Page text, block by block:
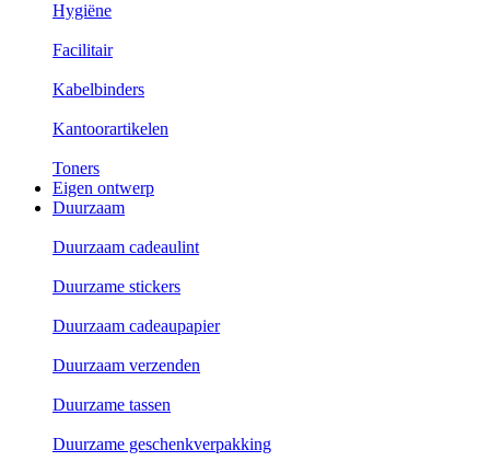
Hygiëne
Facilitair
Kabelbinders
Kantoorartikelen
Toners
Eigen ontwerp
Duurzaam
Duurzaam cadeaulint
Duurzame stickers
Duurzaam cadeaupapier
Duurzaam verzenden
Duurzame tassen
Duurzame geschenkverpakking